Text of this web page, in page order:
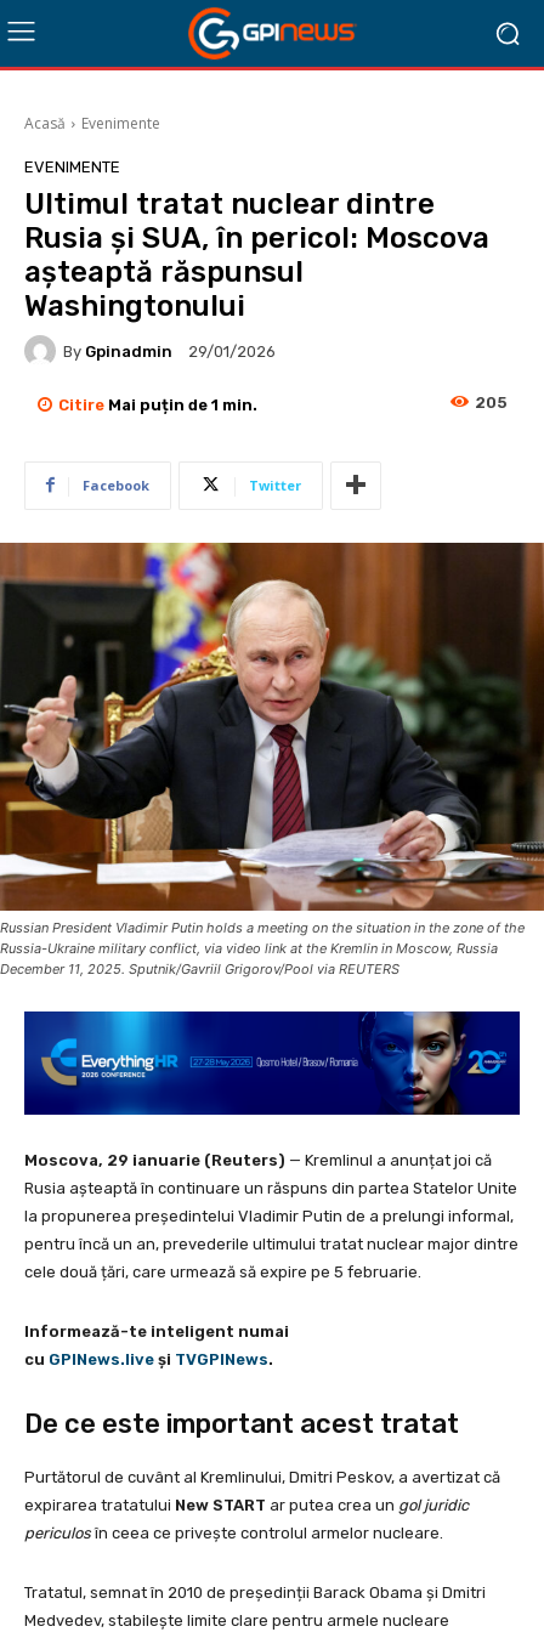
Acasă Evenimente
EVENIMENTE
Ultimul tratat nuclear dintre
Rusia și SUA, în pericol: Moscova
așteaptă răspunsul
Washingtonului
By Gpinadmin 29/01/2026
Citire Mai puțin de 1 min. 205
Facebook Twitter
Russian President Vladimir Putin holds a meeting on the situation in the zone of the
Russia-Ukraine military conflict, via video link at the Kremlin in Moscow, Russia
December 11, 2025. Sputnik/Gavriil Grigorov/Pool via REUTERS
Moscova, 29 ianuarie (Reuters) — Kremlinul a anunțat joi că
Rusia așteaptă în continuare un răspuns din partea Statelor Unite
la propunerea președintelui Vladimir Putin de a prelungi informal,
pentru încă un an, prevederile ultimului tratat nuclear major dintre
cele două țări, care urmează să expire pe 5 februarie.
Informează-te inteligent numai
cu GPINews.live şi TVGPINews.
De ce este important acest tratat
Purtătorul de cuvânt al Kremlinului, Dmitri Peskov, a avertizat că
expirarea tratatului New START ar putea crea un gol juridic
periculosîn ceea ce privește controlul armelor nucleare.
Tratatul, semnat în 2010 de președinții Barack Obama și Dmitri
Medvedev, stabilește limite clare pentru armele nucleare